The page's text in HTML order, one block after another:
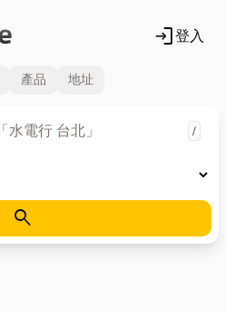
login登入
產品 地址
/
search